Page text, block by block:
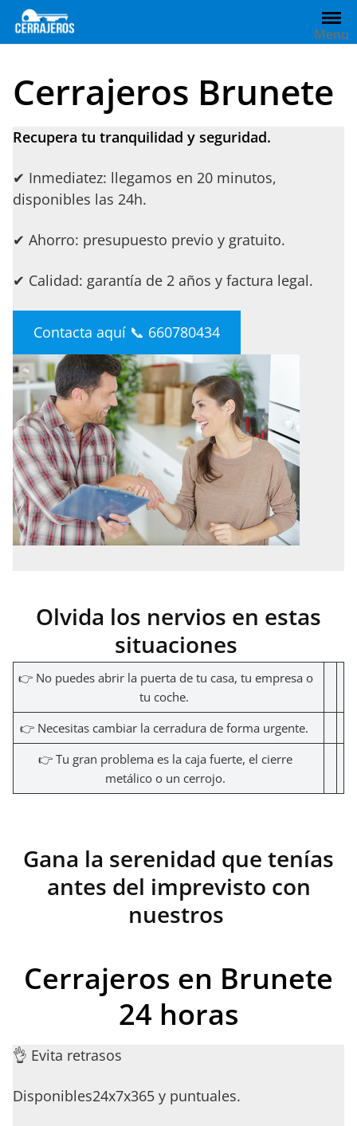
Saltar
contenido
Menu
Cerrajeros Brunete
Recupera tu tranquilidad y seguridad.
✔ Inmediatez: llegamos en 20 minutos,
disponibles las 24h.
✔ Ahorro: presupuesto previo y gratuito.
✔ Calidad: garantía de 2 años y factura legal.
Contacta aquí 📞 660780434
Olvida los nervios en estas
situaciones
👉 No puedes abrir la puerta de tu casa, tu empresa o
tu coche.
👉 Necesitas cambiar la cerradura de forma urgente.
👉 Tu gran problema es la caja fuerte, el cierre
metálico o un cerrojo.
Gana la serenidad que tenías
antes del imprevisto con
nuestros
Cerrajeros en Brunete
24 horas
👌 Evita retrasos
Disponibles24x7x365 y puntuales.